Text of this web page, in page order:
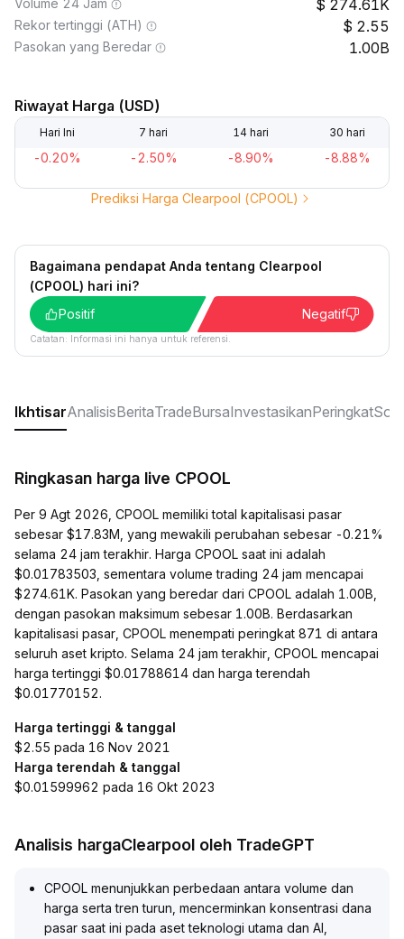
Volume 24 Jam 274.61K
Rekor tertinggi (ATH) 2.55
Pasokan yang Beredar 1.00B
Riwayat Harga (USD)
Hari Ini 7 hari 14 hari 30 hari
-0.20% -2.50% -8.90% -8.88%
Prediksi Harga Clearpool (CPOOL)
Bagaimana pendapat Anda tentang Clearpool
(CPOOL) hari ini?
Positif
Negatif
Catatan: Informasi ini hanya untuk referensi.
IkhtisarAnalisisBeritaTradeBursaInvestasikanPeringkat
Ringkasan harga live CPOOL
Per 9 Agt 2026, CPOOL memiliki total kapitalisasi pasar
sebesar $17.83M, yang mewakili perubahan sebesar -0.21%
selama 24 jam terakhir. Harga CPOOL saat ini adalah
$0.01783503, sementara volume trading 24 jam mencapai
$274.61K. Pasokan yang beredar dari CPOOL adalah 1.00B,
dengan pasokan maksimum sebesar 1.00B. Berdasarkan
kapitalisasi pasar, CPOOL menempati peringkat 871 di antara
seluruh aset kripto. Selama 24 jam terakhir, CPOOL mencapai
harga tertinggi $0.01788614 dan harga terendah
$0.01770152.
Harga tertinggi & tanggal
$2.55 pada 16 Nov 2021
Harga terendah & tanggal
$0.01599962 pada 16 Okt 2023
Analisis hargaClearpool oleh TradeGPT
CPOOL menunjukkan perbedaan antara volume dan
harga serta tren turun, mencerminkan konsentrasi dana
pasar saat ini pada aset teknologi utama dan AI,